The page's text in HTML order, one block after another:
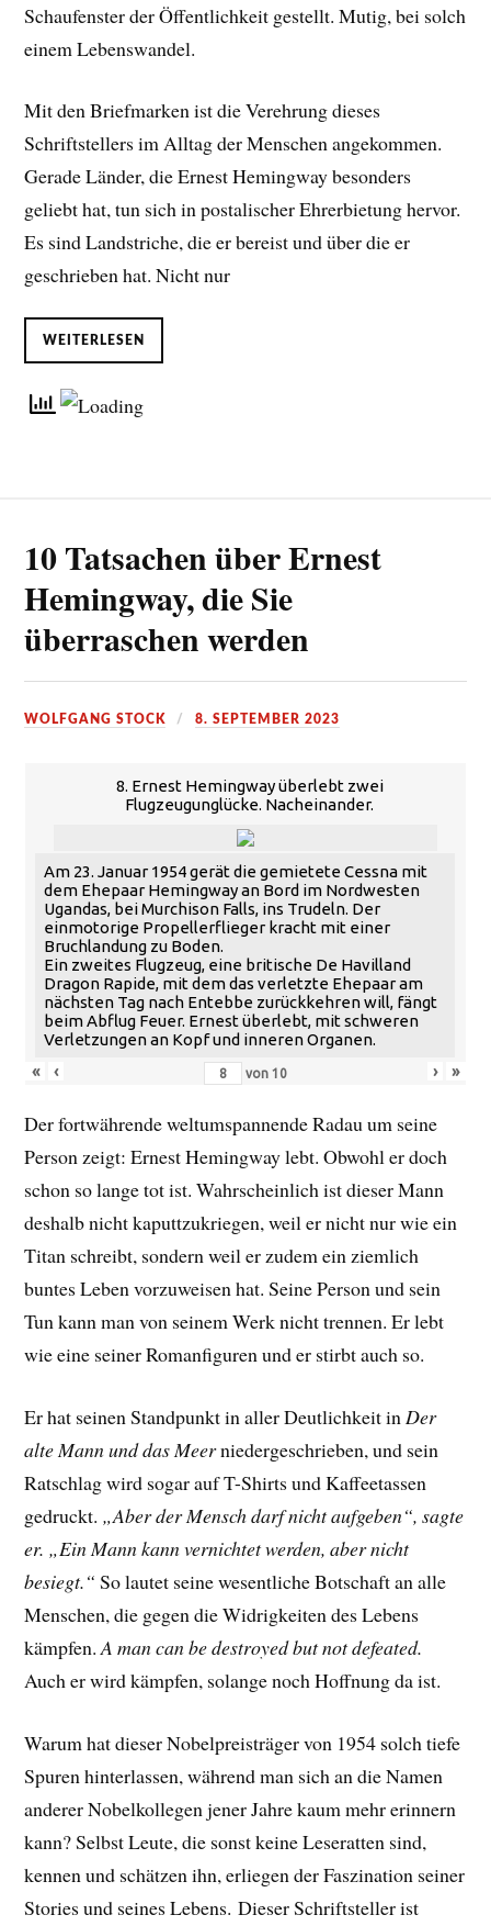
Schaufenster der Öffentlichkeit gestellt. Mutig, bei solch
einem Lebenswandel.
Mit den Briefmarken ist die Verehrung dieses
Schriftstellers im Alltag der Menschen angekommen.
Gerade Länder, die Ernest Hemingway besonders
geliebt hat, tun sich in postalischer Ehrerbietung hervor.
Es sind Landstriche, die er bereist und über die er
geschrieben hat. Nicht nur
WEITERLESEN
10 Tatsachen über Ernest
Hemingway, die Sie
überraschen werden
WOLFGANG STOCK 8. SEPTEMBER 2023
8. Ernest Hemingway überlebt zwei
Flugzeugunglücke. Nacheinander.
Am 23. Januar 1954 gerät die gemietete Cessna mit
dem Ehepaar Hemingway an Bord im Nordwesten
Ugandas, bei Murchison Falls, ins Trudeln. Der
einmotorige Propellerflieger kracht mit einer
Bruchlandung zu Boden.
Ein zweites Flugzeug, eine britische De Havilland
Dragon Rapide, mit dem das verletzte Ehepaar am
nächsten Tag nach Entebbe zurückkehren will, fängt
beim Abflug Feuer. Ernest überlebt, mit schweren
Verletzungen an Kopf und inneren Organen.
«
‹ von 10 › »
Der fortwährende weltumspannende Radau um seine
Person zeigt: Ernest Hemingway lebt. Obwohl er doch
schon so lange tot ist. Wahrscheinlich ist dieser Mann
deshalb nicht kaputtzukriegen, weil er nicht nur wie ein
Titan schreibt, sondern weil er zudem ein ziemlich
buntes Leben vorzuweisen hat. Seine Person und sein
Tun kann man von seinem Werk nicht trennen. Er lebt
wie eine seiner Romanfiguren und er stirbt auch so.
Er hat seinen Standpunkt in aller Deutlichkeit in Der
alte Mann und das Meerniedergeschrieben, und sein
Ratschlag wird sogar auf T-Shirts und Kaffeetassen
gedruckt. „Aber der Mensch darf nicht aufgeben“, sagte
er. „Ein Mann kann vernichtet werden, aber nicht
besiegt.“So lautet seine wesentliche Botschaft an alle
Menschen, die gegen die Widrigkeiten des Lebens
kämpfen. A man can be destroyed but not defeated.
Auch er wird kämpfen, solange noch Hoffnung da ist.
Warum hat dieser Nobelpreisträger von 1954 solch tiefe
Spuren hinterlassen, während man sich an die Namen
anderer Nobelkollegen jener Jahre kaum mehr erinnern
kann? Selbst Leute, die sonst keine Leseratten sind,
kennen und schätzen ihn, erliegen der Faszination seiner
Stories und seines Lebens. Dieser Schriftsteller ist